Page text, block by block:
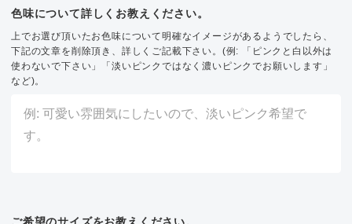
色味について詳しくお教えください。
上でお選び頂いたお色味について明確なイメージがあるようでしたら、
下記の文章を削除頂き、詳しくご記載下さい。(例: 「ピンクと白以外は
使わないで下さい」「淡いピンクではなく濃いピンクでお願いします」
など)。
ご希望のサイズをお教えください。